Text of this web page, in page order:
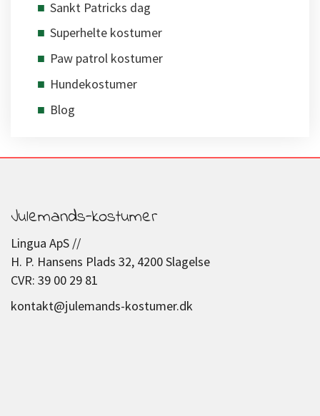
Sankt Patricks dag
Superhelte kostumer
Paw patrol kostumer
Hundekostumer
Blog
Julemands-kostumer
Lingua ApS //
H. P. Hansens Plads 32, 4200 Slagelse
CVR: 39 00 29 81
kontakt@julemands-kostumer.dk